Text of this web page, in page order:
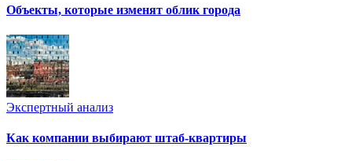
Объекты, которые изменят облик города
Экспертный анализ
Как компании выбирают штаб-квартиры